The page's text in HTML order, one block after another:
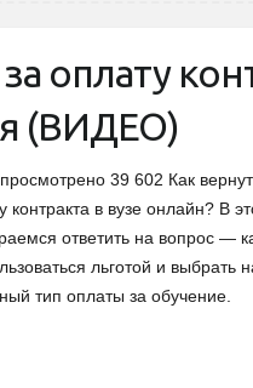
оплату
(ВИДЕО)
39 602 Как
контракта в вузе онлайн? В
ответить на вопрос —
льготой и выбрать
тип оплаты за обучение.